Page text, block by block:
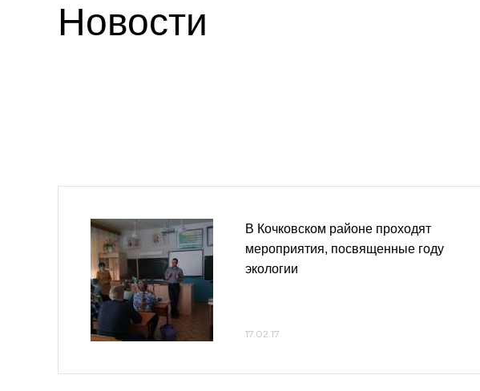
Новости
В Кочковском районе проходят
мероприятия, посвященные году
экологии
17.02.17